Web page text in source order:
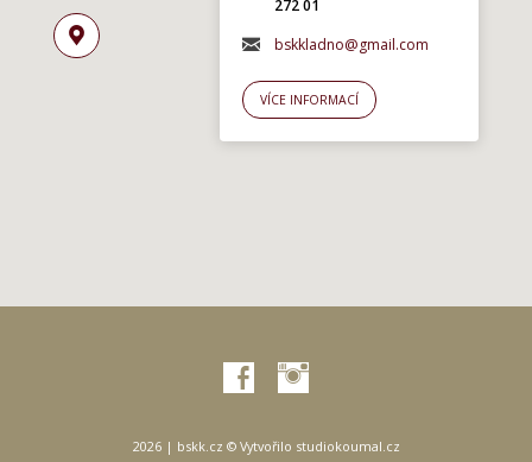
272 01
bskkladno@gmail.com
VÍCE INFORMACÍ
2026 | bskk.cz © Vytvořilo studiokoumal.cz